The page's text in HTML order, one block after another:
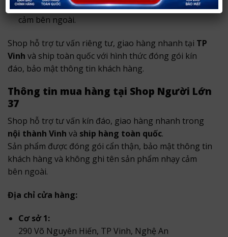
Đóng gói kín đáo, không ghi tên sản phẩm nhạy
cảm bên ngoài.
Shop hỗ trợ tư vấn riêng tư, giao hàng nhanh tại TP
Vinh và ship toàn quốc với hình thức đóng gói kín
đáo, bảo mật thông tin khách hàng.
Thông tin mua hàng tại Shop Người Lớn
37
Shop hỗ trợ tư vấn kín đáo, giao hàng nhanh trong
nội thành Vinh và ship hàng toàn quốc.
Sản phẩm được đóng gói cẩn thận, bảo mật thông tin
khách hàng và không ghi tên sản phẩm nhạy cảm
bên ngoài.
Địa chỉ cửa hàng:
Cơ sở 1:
290 Võ Nguyên Hiến, TP Vinh, Nghệ An